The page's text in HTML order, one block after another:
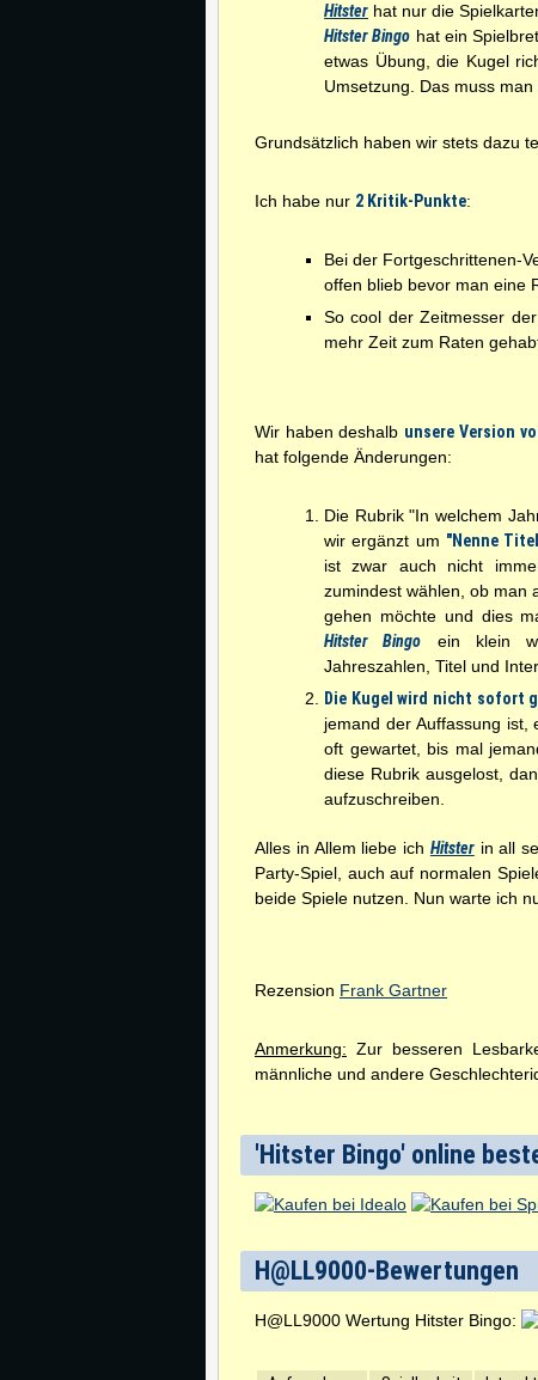
Hitster hat nur die
Hitster Bingo hat ein
etwas Übung, die Kugel
Umsetzung. Das muss
Grundsätzlich haben wir stets dazu
Ich habe nur 2 Kritik-Punkte:
Bei der Fortgeschrittenen-
offen blieb bevor man eine
So cool der Zeitmesser
mehr Zeit zum Raten
Wir haben deshalb unsere Version
hat folgende Änderungen:
Die Rubrik "In welchem
wir ergänzt um "Nenne
ist zwar auch nicht
zumindest wählen, ob man
gehen möchte und dies
Hitster Bingo ein klein
Jahreszahlen, Titel und
Die Kugel wird nicht sofort
jemand der Auffassung
oft gewartet, bis mal
diese Rubrik ausgelost,
aufzuschreiben.
Alles in Allem liebe ich Hitster in all
Party-Spiel, auch auf normalen
beide Spiele nutzen. Nun warte ich
Rezension Frank Gartner
Anmerkung: Zur besseren
männliche und andere
'Hitster Bingo' online
H@LL9000-Bewertungen
H@LL9000 Wertung Hitster Bingo: